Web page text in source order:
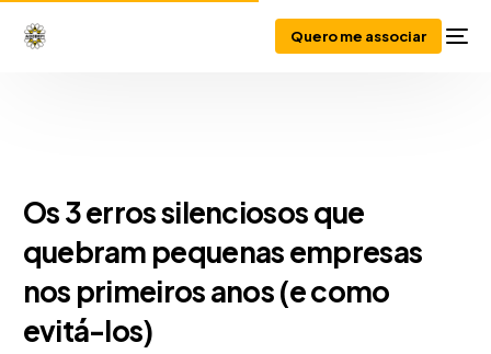
Quero me associar
Os 3 erros silenciosos que
quebram pequenas empresas
nos primeiros anos (e como
evitá-los)